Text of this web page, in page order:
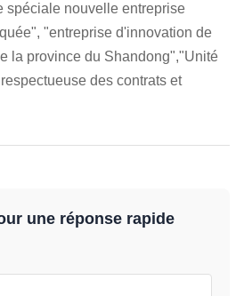
spéciale nouvelle entreprise
"entreprise d'innovation de
la province du Shandong","Unité
des contrats et
une réponse rapide